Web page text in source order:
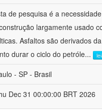
de pesquisa é a
largamente usado
Asfaltos são derivados
durar o ciclo do petróle...
- SP - Brasil
Dec 31 00:00:00 BRT 2026